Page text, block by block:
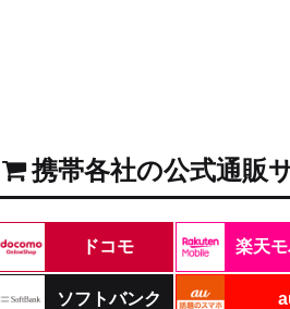
携帯各社の公式通販
ドコモ 楽天
ソフトバンク